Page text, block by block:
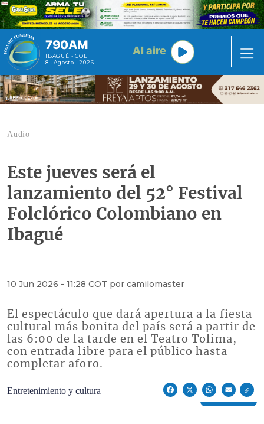
Pasar al contenido principal
790AM
IBAGUÉ - COL
8 · Agosto · 2026
Al aire
Audio
Este jueves será el
lanzamiento del 52° Festival
Folclórico Colombiano en
Ibagué
10 Jun 2026 - 11:28 COT por camilomaster
El espectáculo que dará apertura a la fiesta
cultural más bonita del país será a partir de
las 6:00 de la tarde en el Teatro Tolima,
con entrada libre para el público hasta
completar aforo.
Econoticias y Eventos
Entretenimiento y cultura
FacebookX WhatsAppEmail